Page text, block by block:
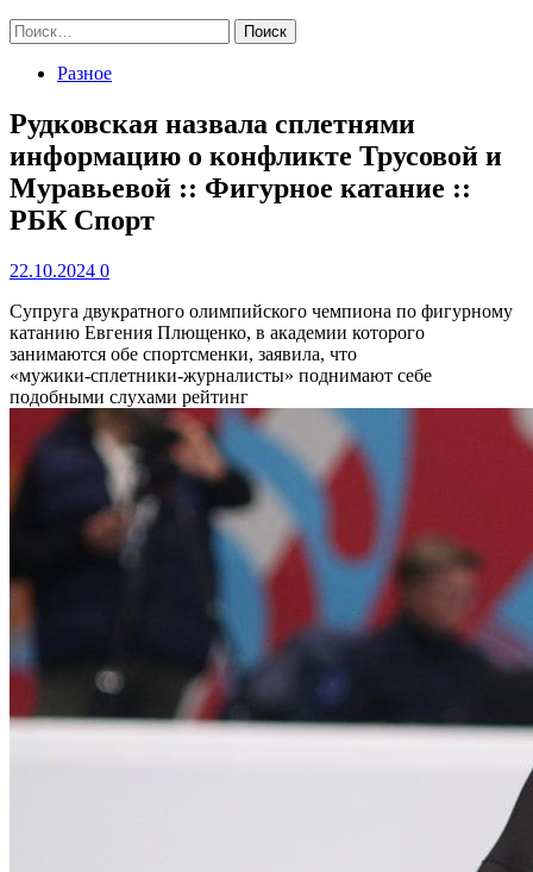
Найти:
Разное
Рудковская назвала сплетнями
информацию о конфликте Трусовой и
Муравьевой :: Фигурное катание ::
РБК Спорт
22.10.2024 0
Супруга двукратного олимпийского чемпиона по фигурному
катанию Евгения Плющенко, в академии которого
занимаются обе спортсменки, заявила, что
«мужики‑сплетники‑журналисты» поднимают себе
подобными слухами рейтинг